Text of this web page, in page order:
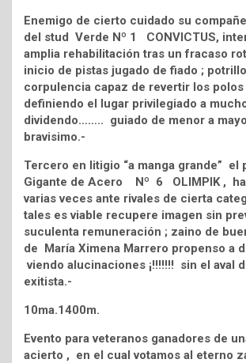
Enemigo de cierto cuidado su
del stud Verde Nº 1 CONVICTUS,
amplia rehabilitación tras un fracaso
inicio de pistas jugado de fiado ;
corpulencia capaz de revertir los
definiendo el lugar privilegiado a
dividendo…….. guiado de menor a
bravisimo.-
Tercero en litigio “a manga grande” el
Gigante de Acero Nº 6 OLIMPIK , ha
varias veces ante rivales de cierta
tales es viable recupere imagen sin
suculenta remuneración ; zaino de
de María Ximena Marrero propenso a
viendo alucinaciones ¡!!!!!!! sin el aval
exitista.-
10ma.1400m.
Evento para veteranos ganadores de
acierto , en el cual votamos al eterno